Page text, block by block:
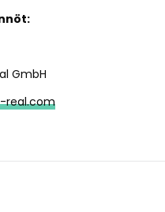
GmbH
real.com